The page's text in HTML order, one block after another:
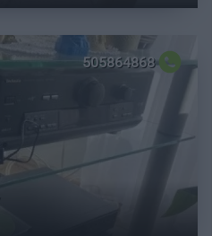
505864868